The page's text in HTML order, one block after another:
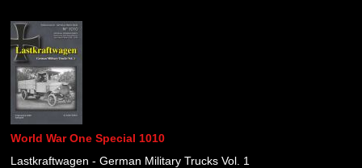
World War One Special 1010
Lastkraftwagen - German Military Trucks Vol. 1